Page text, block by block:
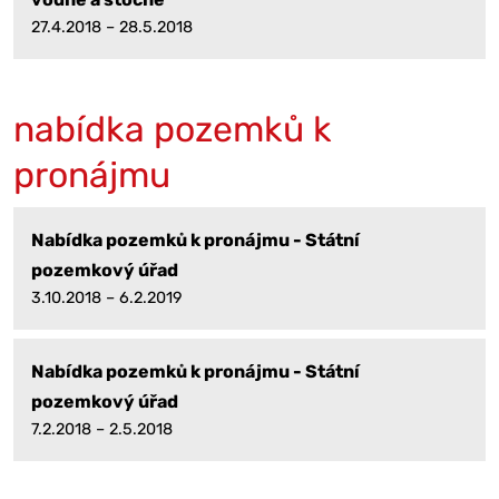
27.4.2018 – 28.5.2018
nabídka pozemků k
pronájmu
Nabídka pozemků k pronájmu - Státní
pozemkový úřad
3.10.2018 – 6.2.2019
Nabídka pozemků k pronájmu - Státní
pozemkový úřad
7.2.2018 – 2.5.2018